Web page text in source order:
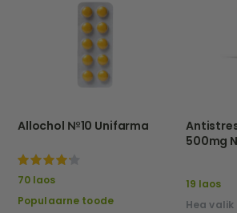
Allochol №10 Unifarma
100%
70 laos
Populaarne toode
500mg
19 laos
Hea valik